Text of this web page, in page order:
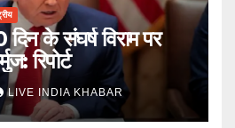
के संघर्ष विराम पर
रिपोर्ट
LIVE INDIA KHABAR